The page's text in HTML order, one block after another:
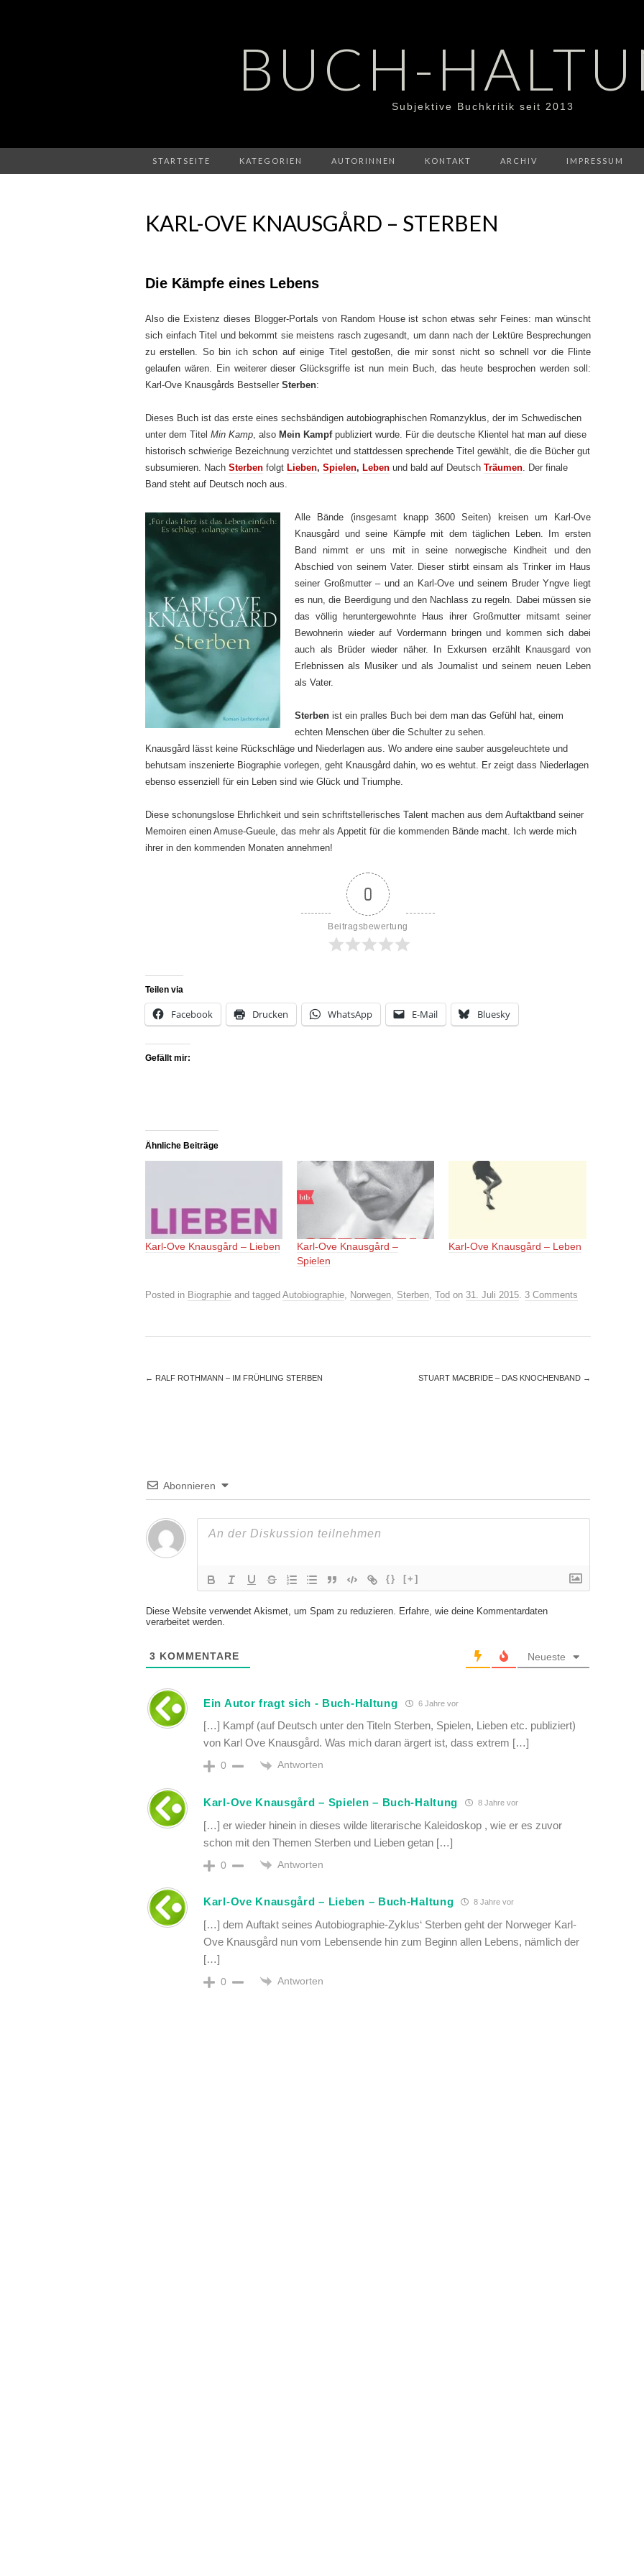
BUCH-
Subjektive Buchkritik seit 2013
STARTSEITE KATEGORIEN AUTORINNEN KONTAKT ARCHIV IMPRESSUM
KARL-OVE KNAUSGÅRD – STERBEN
Die Kämpfe eines Lebens
Also die Existenz dieses Blogger-Portals von Random House ist schon etwas sehr Feines: man wünscht
sich einfach Titel und bekommt sie meistens rasch zugesandt, um dann nach der Lektüre Besprechungen
zu erstellen. So bin ich schon auf einige Titel gestoßen, die mir sonst nicht so schnell vor die Flinte
gelaufen wären. Ein weiterer dieser Glücksgriffe ist nun mein Buch, das heute besprochen werden soll:
Karl-Ove Knausgårds Bestseller Sterben:
Dieses Buch ist das erste eines sechsbändigen autobiographischen Romanzyklus, der im Schwedischen
unter dem Titel Min Kamp, also Mein Kampf publiziert wurde. Für die deutsche Klientel hat man auf diese
historisch schwierige Bezeichnung verzichtet und stattdessen sprechende Titel gewählt, die die Bücher gut
subsumieren. Nach Sterben folgt Lieben, Spielen, Leben und bald auf Deutsch Träumen. Der finale
Band steht auf Deutsch noch aus.
Alle Bände (insgesamt knapp 3600 Seiten) kreisen um Karl-Ove
Knausgård und seine Kämpfe mit dem täglichen Leben. Im ersten
Band nimmt er uns mit in seine norwegische Kindheit und den
Abschied von seinem Vater. Dieser stirbt einsam als Trinker im Haus
seiner Großmutter – und an Karl-Ove und seinem Bruder Yngve liegt
es nun, die Beerdigung und den Nachlass zu regeln. Dabei müssen sie
das völlig heruntergewohnte Haus ihrer Großmutter mitsamt seiner
Bewohnerin wieder auf Vordermann bringen und kommen sich dabei
auch als Brüder wieder näher. In Exkursen erzählt Knausgard von
Erlebnissen als Musiker und als Journalist und seinem neuen Leben
als Vater.
Sterben ist ein pralles Buch bei dem man das Gefühl hat, einem
echten Menschen über die Schulter zu sehen.
Knausgård lässt keine Rückschläge und Niederlagen aus. Wo andere eine sauber ausgeleuchtete und
behutsam inszenierte Biographie vorlegen, geht Knausgård dahin, wo es wehtut. Er zeigt dass Niederlagen
ebenso essenziell für ein Leben sind wie Glück und Triumphe.
Diese schonungslose Ehrlichkeit und sein schriftstellerisches Talent machen aus dem Auftaktband seiner
Memoiren einen Amuse-Gueule, das mehr als Appetit für die kommenden Bände macht. Ich werde mich
ihrer in den kommenden Monaten annehmen!
0
Beitragsbewertung
Teilen via
Facebook Drucken WhatsApp E-Mail Bluesky
Gefällt mir:
Ähnliche Beiträge
Karl-Ove Knausgård – Lieben
Karl-Ove Knausgård –
Spielen
Karl-Ove Knausgård – Leben
Posted in Biographie and tagged Autobiographie, Norwegen, Sterben, Tod on 31. Juli 2015. 3 Comments
← RALF ROTHMANN – IM FRÜHLING STERBEN STUART MACBRIDE – DAS KNOCHENBAND →
Abonnieren
{} [+]
Diese Website verwendet Akismet, um Spam zu reduzieren. Erfahre, wie deine Kommentardaten
verarbeitet werden.
3 KOMMENTARE Neueste
Ein Autor fragt sich - Buch-Haltung 6 Jahre vor
[…] Kampf (auf Deutsch unter den Titeln Sterben, Spielen, Lieben etc. publiziert)
von Karl Ove Knausgård. Was mich daran ärgert ist, dass extrem […]
0 Antworten
Karl-Ove Knausgård – Spielen – Buch-Haltung 8 Jahre vor
[…] er wieder hinein in dieses wilde literarische Kaleidoskop , wie er es zuvor
schon mit den Themen Sterben und Lieben getan […]
0 Antworten
Karl-Ove Knausgård – Lieben – Buch-Haltung 8 Jahre vor
[…] dem Auftakt seines Autobiographie-Zyklus‘ Sterben geht der Norweger Karl-
Ove Knausgård nun vom Lebensende hin zum Beginn allen Lebens, nämlich der
[…]
0 Antworten